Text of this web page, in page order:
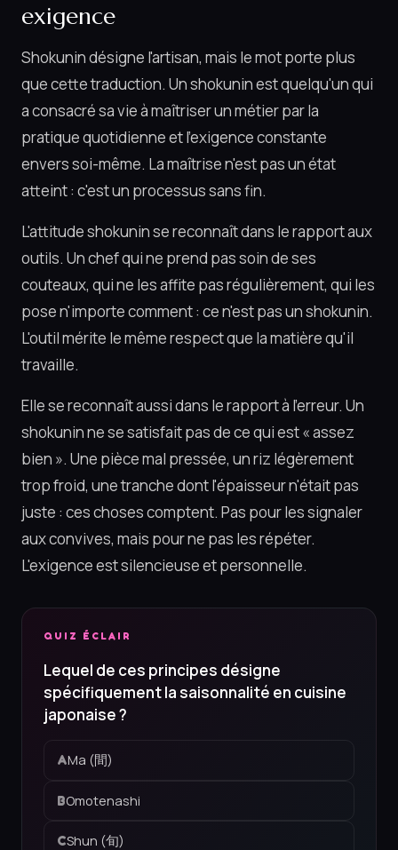
exigence
Shokunin désigne l'artisan, mais le mot porte plus
que cette traduction. Un shokunin est quelqu'un qui
a consacré sa vie à maîtriser un métier par la
pratique quotidienne et l'exigence constante
envers soi-même. La maîtrise n'est pas un état
atteint : c'est un processus sans fin.
L'attitude shokunin se reconnaît dans le rapport aux
outils. Un chef qui ne prend pas soin de ses
couteaux, qui ne les affite pas régulièrement, qui les
pose n'importe comment : ce n'est pas un shokunin.
L'outil mérite le même respect que la matière qu'il
travaille.
Elle se reconnaît aussi dans le rapport à l'erreur. Un
shokunin ne se satisfait pas de ce qui est « assez
bien ». Une pièce mal pressée, un riz légèrement
trop froid, une tranche dont l'épaisseur n'était pas
juste : ces choses comptent. Pas pour les signaler
aux convives, mais pour ne pas les répéter.
L'exigence est silencieuse et personnelle.
QUIZ ÉCLAIR
Lequel de ces principes désigne
spécifiquement la saisonnalité en cuisine
japonaise ?
AMa (間)
BOmotenashi
CShun (旬)